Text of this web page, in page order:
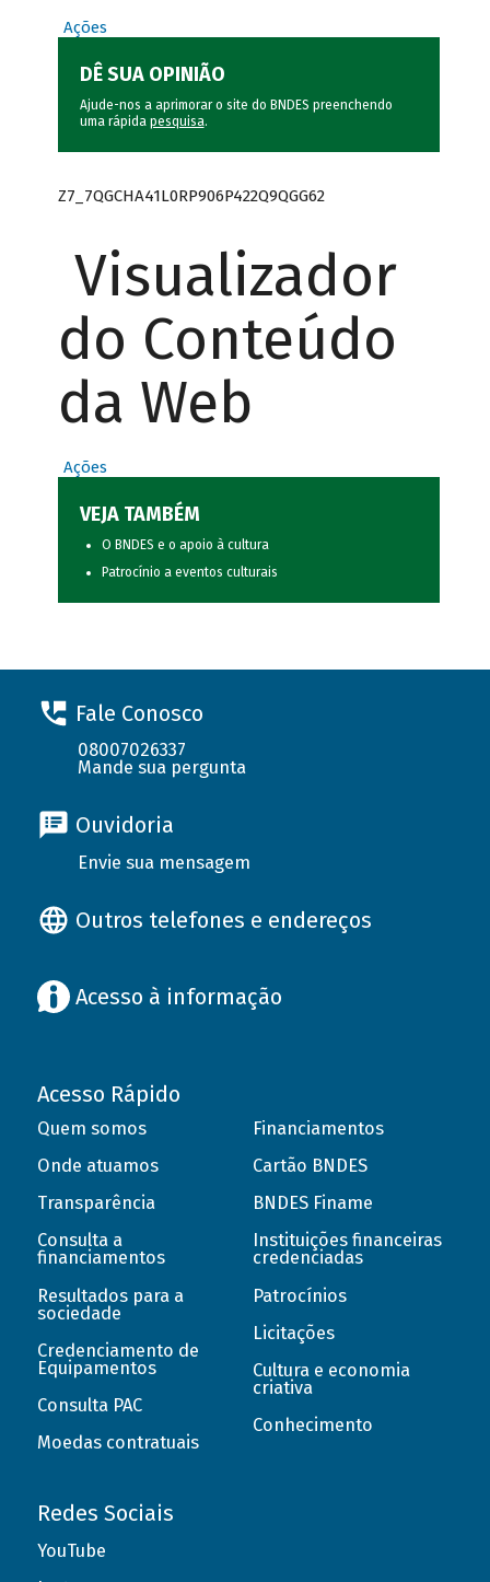
Ações
DÊ SUA OPINIÃO
Ajude-nos a aprimorar o site do BNDES preenchendo
uma rápida pesquisa.
Z7_7QGCHA41L0RP906P422Q9QGG62
Visualizador
do Conteúdo
da Web
Ações
VEJA TAMBÉM
O BNDES e o apoio à cultura
Patrocínio a eventos culturais
Fale Conosco
08007026337
Mande sua pergunta
Ouvidoria
Envie sua mensagem
Outros telefones e endereços
Acesso à informação
Acesso Rápido
Quem somos
Onde atuamos
Transparência
Consulta a
financiamentos
Resultados para a
sociedade
Credenciamento de
Equipamentos
Consulta PAC
Moedas contratuais
Financiamentos
Cartão BNDES
BNDES Finame
Instituições financeiras
credenciadas
Patrocínios
Licitações
Cultura e economia
criativa
Conhecimento
Redes Sociais
YouTube